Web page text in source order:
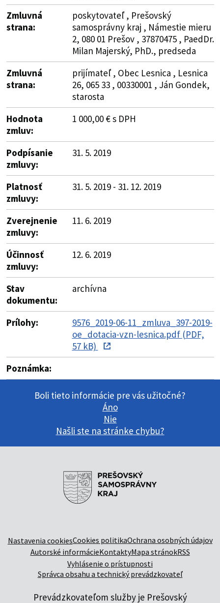
Zmluvná
strana:
poskytovateľ , Prešovský
samosprávny kraj , Námestie mieru
2, 080 01 Prešov , 37870475 , PaedDr.
Milan Majerský, PhD., predseda
Zmluvná
strana:
prijímateľ , Obec Lesnica , Lesnica
26, 065 33 , 00330001 , Ján Gondek,
starosta
Hodnota
zmluv:
1 000,00 € s DPH
Podpísanie
zmluvy:
31. 5. 2019
Platnosť
zmluvy:
31. 5. 2019 - 31. 12. 2019
Zverejnenie
zmluvy:
11. 6. 2019
Účinnosť
zmluvy:
12. 6. 2019
Stav
dokumentu:
archívna
Prílohy:
9576_2019-06-11_zmluva_397-2019-
oe_dotacia-vzn-lesnica.pdf (PDF,
57 kB)
Poznámka:
Boli tieto informácie pre vás užitočné?
Áno
Nie
Našli ste na stránke chybu?
Nastavenia cookiesCookies politikaOchrana osobných údajov
Autorské informácieKontaktyMapa stránokRSS
Vyhlásenie o prístupnosti
Správca obsahu a technický prevádzkovateľ
Prevádzkovateľom služby je Prešovský